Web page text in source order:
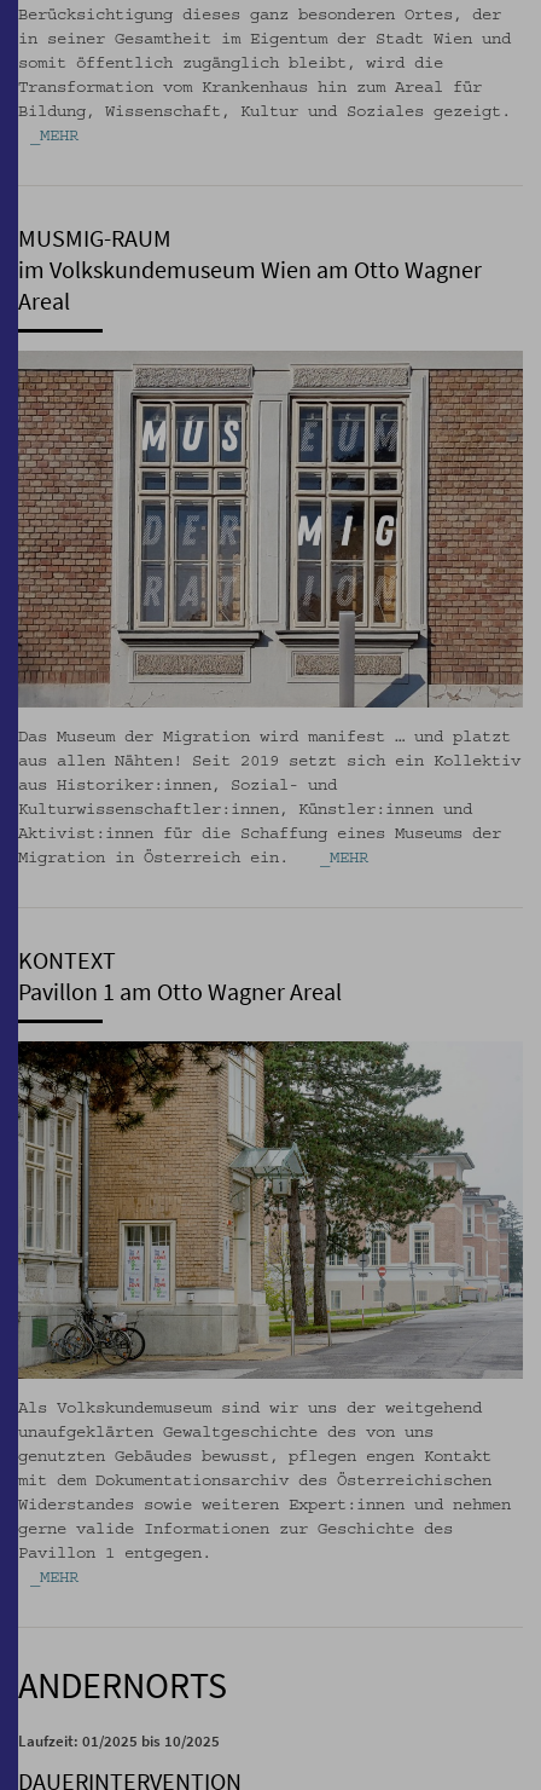
Berücksichtigung dieses ganz besonderen Ortes, der
in seiner Gesamtheit im Eigentum der Stadt Wien und
somit öffentlich zugänglich bleibt, wird die
Transformation vom Krankenhaus hin zum Areal für
Bildung, Wissenschaft, Kultur und Soziales gezeigt.
_MEHR
MUSMIG-RAUM
im Volkskundemuseum Wien am Otto Wagner
Areal
Das Museum der Migration wird manifest … und platzt
aus allen Nähten! Seit 2019 setzt sich ein Kollektiv
aus Historiker:innen, Sozial- und
Kulturwissenschaftler:innen, Künstler:innen und
Aktivist:innen für die Schaffung eines Museums der
Migration in Österreich ein.
_MEHR
KONTEXT
Pavillon 1 am Otto Wagner Areal
Als Volkskundemuseum sind wir uns der weitgehend
unaufgeklärten Gewaltgeschichte des von uns
genutzten Gebäudes bewusst, pflegen engen Kontakt
mit dem Dokumentationsarchiv des Österreichischen
Widerstandes sowie weiteren Expert:innen und nehmen
gerne valide Informationen zur Geschichte des
Pavillon 1 entgegen.
_MEHR
ANDERNORTS
Laufzeit: 01/2025 bis 10/2025
DAUERINTERVENTION